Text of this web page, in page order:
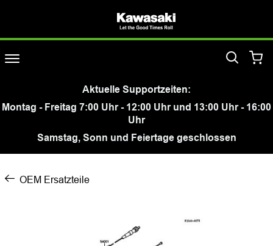
Aktuelle Supportzeiten:
Montag - Freitag 7:00 Uhr - 12:00 Uhr und 13:00 Uhr - 16:00
Uhr
Samstag, Sonn und Feiertage geschlossen
OEM Ersatzteile